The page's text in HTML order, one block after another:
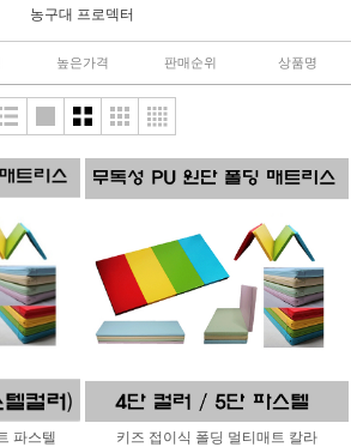
농구대 프로덱터
높은가격 판매순위 상품명
파스텔
키즈 접이식 폴딩 멀티매트 칼라